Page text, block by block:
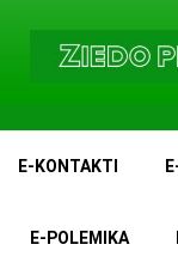
E-KONTAKTI
E-POLEMIKA